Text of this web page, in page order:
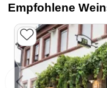
Empfohlene